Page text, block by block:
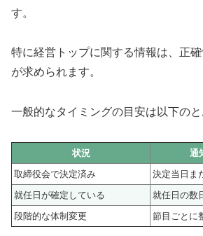
す。
特に経営トップに関する情報は、正
が求められます。
一般的なタイミングの目安は以下のと
状況
通
取締役会で決定済み
決定当日ま
就任日が確定している
就任日の数
段階的な体制変更
節目ごとに